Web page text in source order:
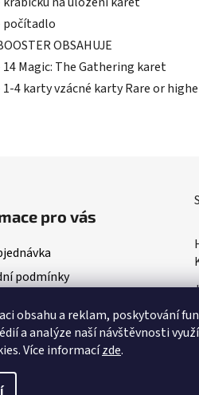
obsahu a reklam, poskytování
a analýze naší návštěvnosti
Více informacízde.
počítadlo
OBSAHUJE
14 Magic: The Gathering karet
1-4 karty vzácné karty Rare or
pro vás
podmínky
ochrany osobních údajů